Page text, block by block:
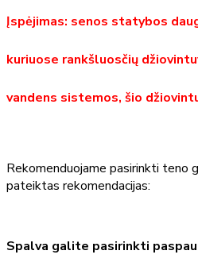
Įspėjimas: senos statybos
kuriuose rankšluosčių
vandens sistemos, šio
Rekomenduojame pasirinkti teno
pateiktas rekomendacijas:
Spalva galite pasirinkti